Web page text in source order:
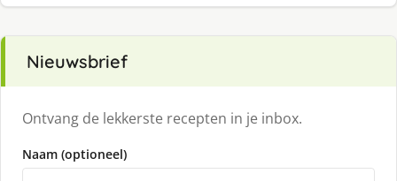
Nieuwsbrief
Ontvang de lekkerste recepten in je inbox.
Naam (optioneel)